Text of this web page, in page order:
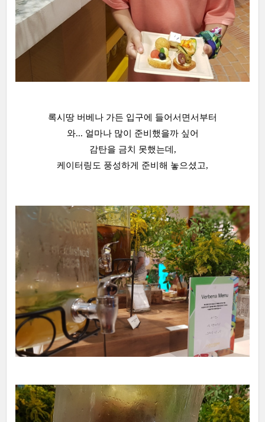
록시땅 버베나 가든 입구에 들어서면서부터
와... 얼마나 많이 준비했을까 싶어
감탄을 금치 못했는데,
케이터링도 풍성하게 준비해 놓으셨고,